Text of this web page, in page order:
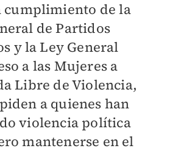
cumplimiento de la
de Partidos
y la Ley General
a las Mujeres a
Libre de Violencia,
a quienes han
violencia política
mantenerse en el